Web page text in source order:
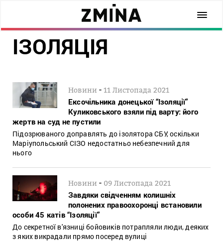
ІЗОЛЯЦІЯ
Новини -11 Листопада 2021
Ексочільника донецької “Ізоляції”
Куликовського взяли під варту: його
жертв на суд не пустили
Підозрюваного доправлять до ізолятора СБУ, оскільки
Маріупольський СІЗО недостатньо небезпечний для
нього
Новини - 09 Листопада 2021
Завдяки свідченням колишніх
полонених правоохоронці встановили
особи 45 катів “Ізоляції”
До секретної в'язниці бойовиків потрапляли люди, деяких
з яких викрадали прямо посеред вулиці